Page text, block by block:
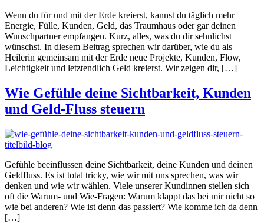
Wenn du für und mit der Erde kreierst, kannst du täglich mehr
Energie, Fülle, Kunden, Geld, das Traumhaus oder gar deinen
Wunschpartner empfangen. Kurz, alles, was du dir sehnlichst
wünschst. In diesem Beitrag sprechen wir darüber, wie du als
Heilerin gemeinsam mit der Erde neue Projekte, Kunden, Flow,
Leichtigkeit und letztendlich Geld kreierst. Wir zeigen dir, […]
Wie Gefühle deine Sichtbarkeit, Kunden
und Geld-Fluss steuern
Gefühle beeinflussen deine Sichtbarkeit, deine Kunden und deinen
Geldfluss. Es ist total tricky, wie wir mit uns sprechen, was wir
denken und wie wir wählen. Viele unserer Kundinnen stellen sich
oft die Warum- und Wie-Fragen: Warum klappt das bei mir nicht so
wie bei anderen? Wie ist denn das passiert? Wie komme ich da denn
[…]